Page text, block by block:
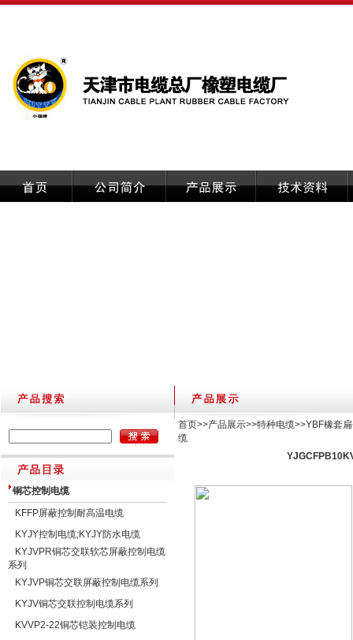
铜芯控制电缆
KFFP屏蔽控制耐高温电缆
KYJY控制电缆;KYJY防水电缆
KYJVPR铜芯交联软芯屏蔽控制电缆
系列
KYJVP铜芯交联屏蔽控制电缆系列
KYJV铜芯交联控制电缆系列
KVVP2-22铜芯铠装控制电缆
首页>>产品展示>>特种电缆>>YBF橡套
缆